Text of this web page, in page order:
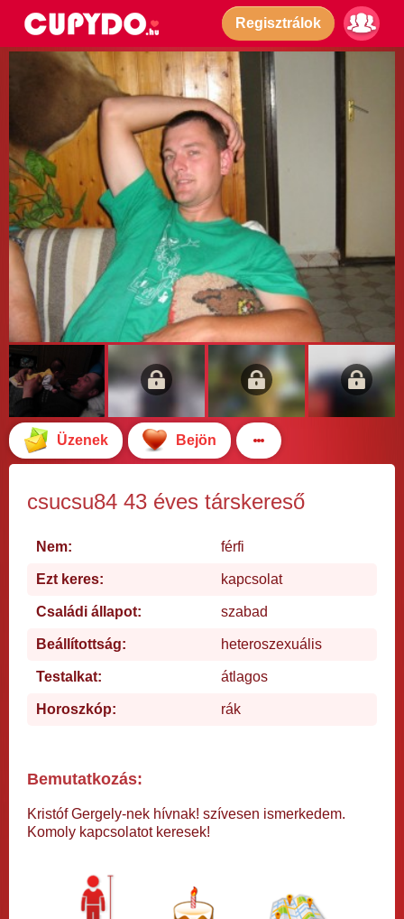
Regisztrálok
Üzenek Bejön
csucsu84 43 éves társkereső
Nem: férfi
Ezt keres: kapcsolat
Családi állapot: szabad
Beállítottság: heteroszexuális
Testalkat: átlagos
Horoszkóp: rák
Bemutatkozás:
Kristóf Gergely-nek hívnak! szívesen ismerkedem.
Komoly kapcsolatot keresek!